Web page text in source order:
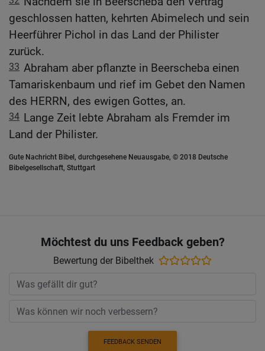
geschlossen hatten, kehrten Abimelech und sein
Heerführer Pichol in das Land der Philister
zurück.
33 Abraham aber pflanzte in Beerscheba einen
Tamariskenbaum und rief im Gebet den Namen
des HERRN, des ewigen Gottes, an.
34 Lange Zeit lebte Abraham als Fremder im
Land der Philister.
Gute Nachricht Bibel, durchgesehene Neuausgabe, © 2018 Deutsche
Bibelgesellschaft, Stuttgart
Möchtest du uns Feedback geben?
Bewertung der Bibelthek
FEEDBACK SENDEN